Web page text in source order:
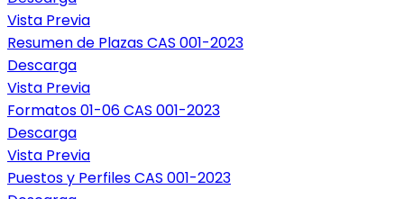
Vista Previa
Resumen de Plazas CAS 001-2023
Descarga
Vista Previa
Formatos 01-06 CAS 001-2023
Descarga
Vista Previa
Puestos y Perfiles CAS 001-2023